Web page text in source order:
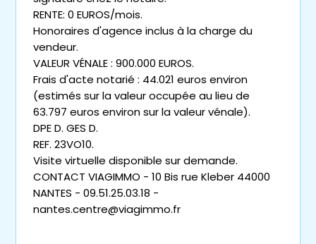
RENTE: 0 EUROS/mois.
Honoraires d'agence inclus à la charge du
vendeur.
VALEUR VÉNALE : 900.000 EUROS.
Frais d'acte notarié : 44.021 euros environ
(estimés sur la valeur occupée au lieu de
63.797 euros environ sur la valeur vénale).
DPE D. GES D.
REF. 23VO10.
Visite virtuelle disponible sur demande.
CONTACT VIAGIMMO - 10 Bis rue Kleber 44000
NANTES - 09.51.25.03.18 -
nantes.centre@viagimmo.fr